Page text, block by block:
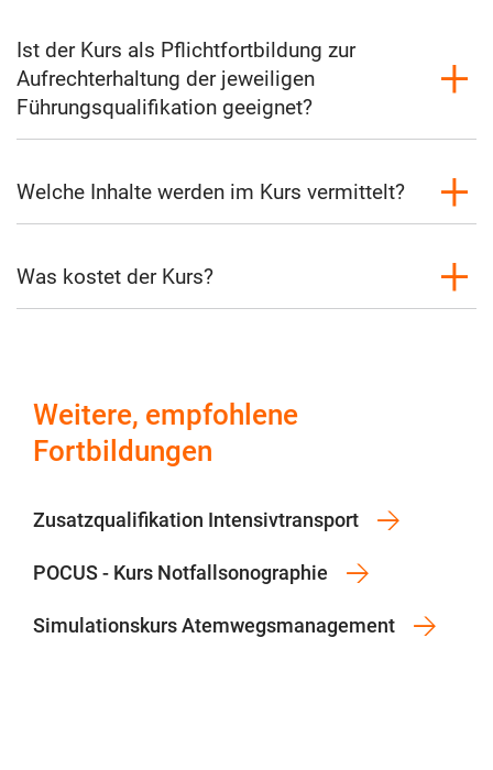
Ist der Kurs als Pflichtfortbildung zur
Aufrechterhaltung der jeweiligen
Führungsqualifikation geeignet?
Welche Inhalte werden im Kurs vermittelt?
Was kostet der Kurs?
Weitere, empfohlene
Fortbildungen
Zusatzqualifikation Intensivtransport
POCUS - Kurs Notfallsonographie
Simulationskurs Atemwegsmanagement